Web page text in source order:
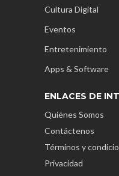
Cultura Digital
Eventos
Entretenimiento
Apps & Software
ENLACES DE
Quiénes Somos
Contáctenos
Términos y
Privacidad